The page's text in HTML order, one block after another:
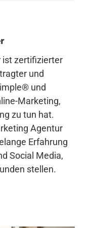
ist zertifizierter
und
und
Marketing,
zu tun hat.
Agentur
Erfahrung
Social Media,
stellen.